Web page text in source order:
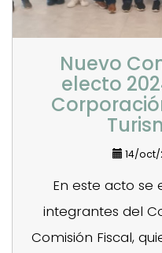
Nuevo
electo
14/
En este acto se
integrantes del
Comisión Fiscal,